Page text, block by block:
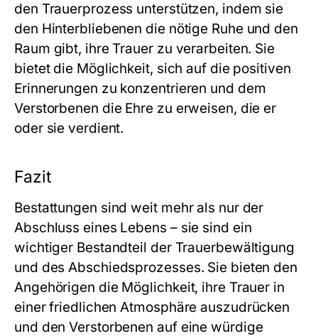
den Trauerprozess unterstützen, indem sie
den Hinterbliebenen die nötige Ruhe und den
Raum gibt, ihre Trauer zu verarbeiten. Sie
bietet die Möglichkeit, sich auf die positiven
Erinnerungen zu konzentrieren und dem
Verstorbenen die Ehre zu erweisen, die er
oder sie verdient.
Fazit
Bestattungen sind weit mehr als nur der
Abschluss eines Lebens – sie sind ein
wichtiger Bestandteil der Trauerbewältigung
und des Abschiedsprozesses. Sie bieten den
Angehörigen die Möglichkeit, ihre Trauer in
einer friedlichen Atmosphäre auszudrücken
und den Verstorbenen auf eine würdige